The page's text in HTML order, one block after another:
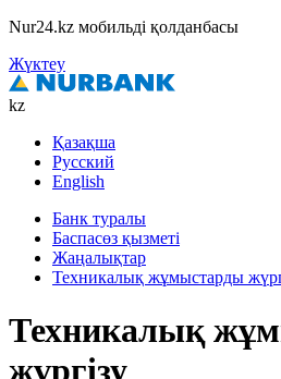
Nur24.kz мобильді қолданбасы
Жүктеу
kz
Қазақша
Русский
English
Банк туралы
Баспасөз қызметі
Жаңалықтар
Техникалық жұмыстарды
Техникалық
жүргізу